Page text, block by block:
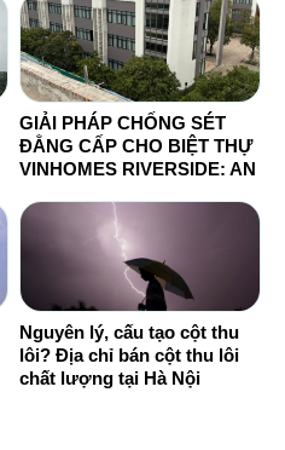
GIẢI PHÁP CHỐNG SÉT
ĐẲNG CẤP CHO BIỆT THỰ
VINHOMES RIVERSIDE: AN
TINH TẾ
Nguyên lý, cấu tạo cột thu
lôi? Địa chỉ bán cột thu lôi
chất lượng tại Hà Nội